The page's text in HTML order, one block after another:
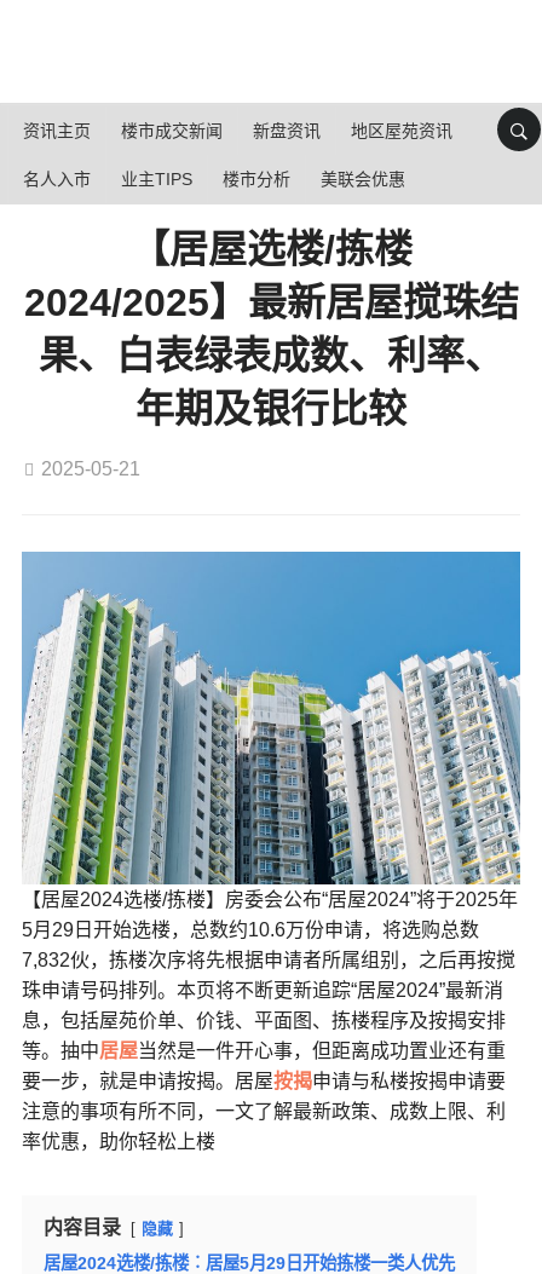
资讯主页 楼市成交新闻 新盘资讯 地区屋苑资讯
名人入市 业主TIPS 楼市分析 美联会优惠
【居屋选楼/拣楼
2024/2025】最新居屋搅珠结
果、白表绿表成数、利率、
年期及银行比较
2025-05-21
【居屋2024选楼/拣楼】房委会公布“居屋2024”将于2025年
5月29日开始选楼，总数约10.6万份申请，将选购总数
7,832伙，拣楼次序将先根据申请者所属组别，之后再按搅
珠申请号码排列。本页将不断更新追踪“居屋2024”最新消
息，包括屋苑价单、价钱、平面图、拣楼程序及按揭安排
等。抽中居屋当然是一件开心事，但距离成功置业还有重
要一步，就是申请按揭。居屋按揭申请与私楼按揭申请要
注意的事项有所不同，一文了解最新政策、成数上限、利
率优惠，助你轻松上楼
内容目录 隐藏
居屋2024选楼/拣楼︰居屋5月29日开始拣楼一类人优先